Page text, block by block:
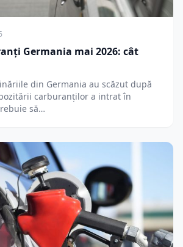
Germania mai 2026: cât
din Germania au scăzut după
carburanților a intrat în
să…